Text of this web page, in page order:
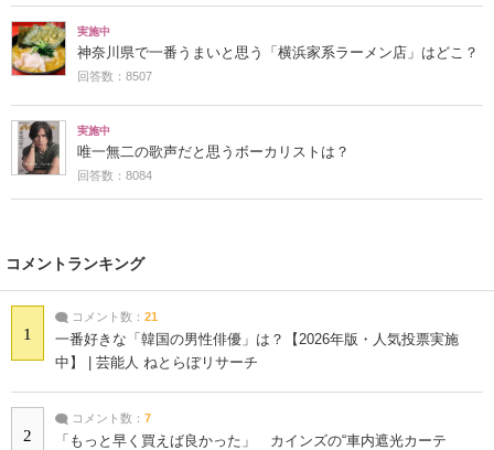
実施中
神奈川県で一番うまいと思う「横浜家系ラーメン店」はどこ？
回答数：8507
実施中
唯一無二の歌声だと思うボーカリストは？
回答数：8084
コメントランキング
1
コメント数： 21
一番好きな「韓国の男性俳優」は？【2026年版・人気投票実施
中】 | 芸能人 ねとらぼリサーチ
2
コメント数： 7
「もっと早く買えば良かった」 カインズの“車内遮光カーテ